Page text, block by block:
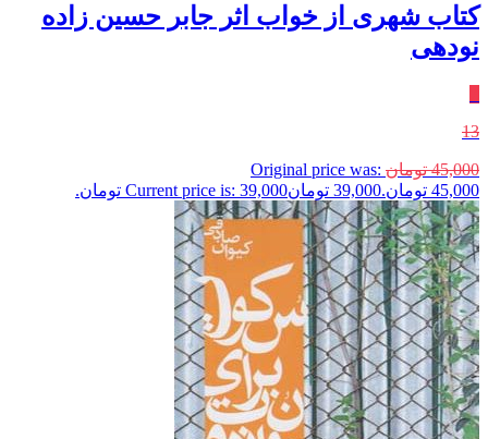
کتاب شهری از خواب اثر جابر حسین زاده
نودهی
13
45,000 تومان Original price was:
45,000 تومان.
39,000 تومانCurrent price is: 39,000 تومان.